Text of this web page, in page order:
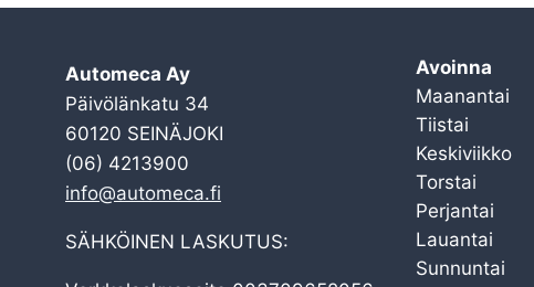
Automeca Ay
Päivölänkatu 34
60120 SEINÄJOKI
(06) 4213900
info@automeca.fi
SÄHKÖINEN LASKUTUS:
Avoinna
Maanantai
Tiistai
Keskiviikko
Torstai
Perjantai
Lauantai
Sunnuntai